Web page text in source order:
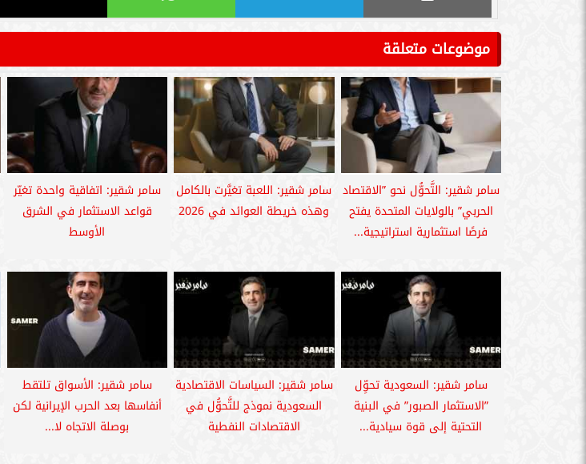
موضوعات متعلقة
سامر شقير: التَّحوُّل نحو ”الاقتصاد
الحربي” بالولايات المتحدة يفتح
فرصًا استثمارية استراتيجية...
سامر شقير: اللعبة تغيَّرت بالكامل
وهذه خريطة العوائد في 2026
سامر شقير: اتفاقية واحدة تغيّر
قواعد الاستثمار في الشرق
الأوسط
سامر شقير: السعودية تحوِّل
”الاستثمار الصبور” في البنية
التحتية إلى قوة سيادية...
سامر شقير: السياسات الاقتصادية
السعودية نموذج للتَّحوُّل في
الاقتصادات النفطية
سامر شقير: الأسواق تلتقط
أنفاسها بعد الحرب الإيرانية لكن
بوصلة الاتجاه لا...